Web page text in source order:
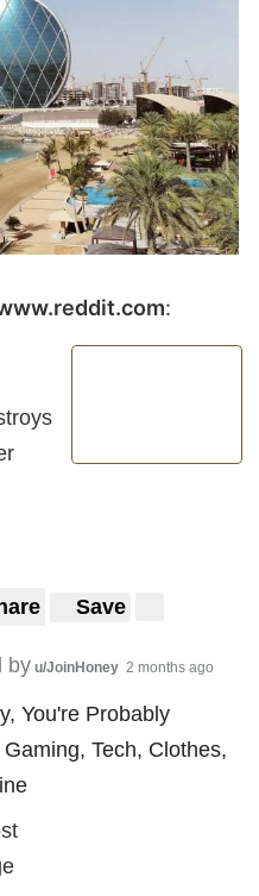
:
Save
by u/JoinHoney 2 months ago
You're Probably
Tech, Clothes,